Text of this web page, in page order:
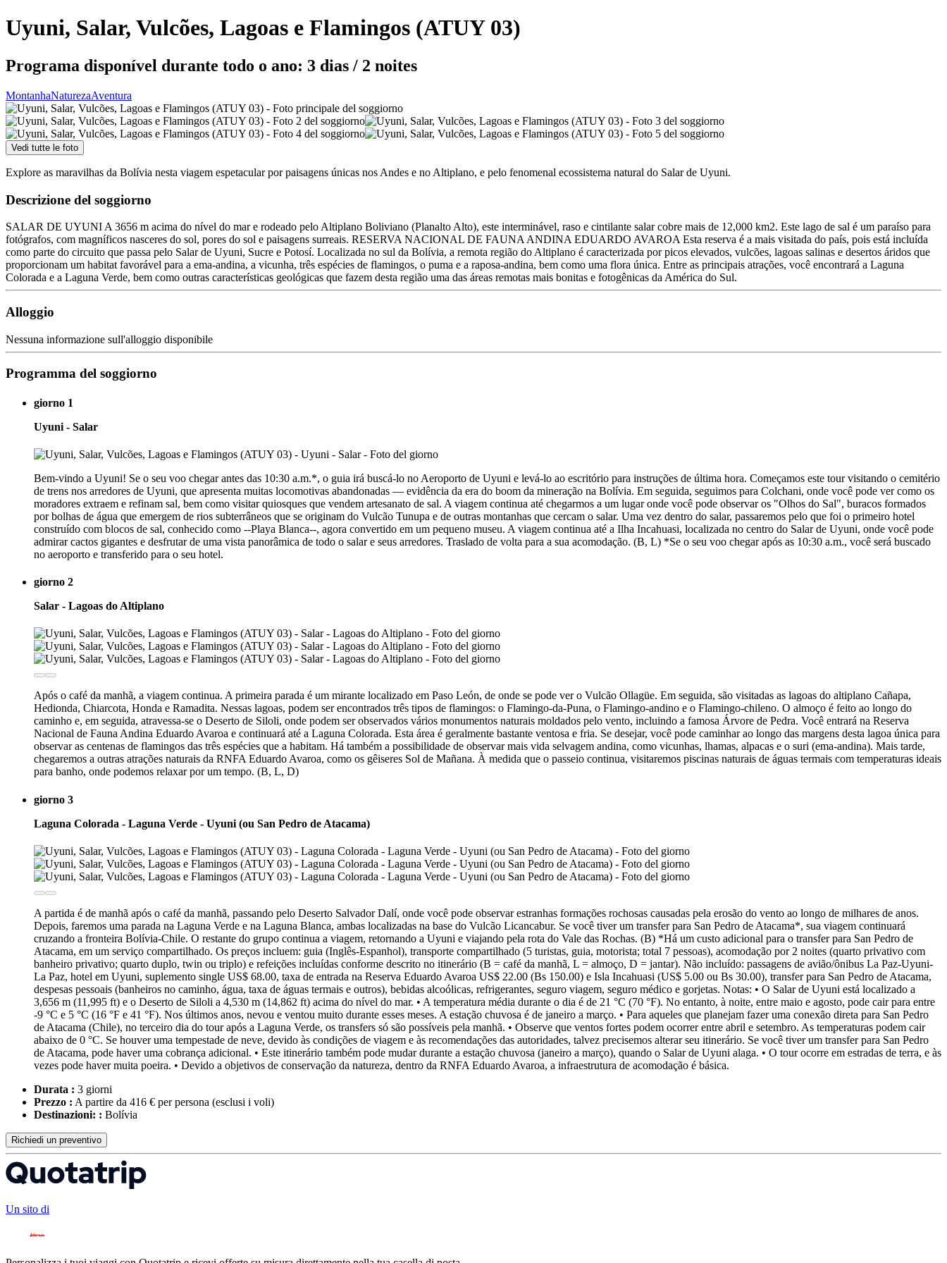
Uyuni, Salar, Vulcões, Lagoas e Flamingos (ATUY 03)
Programa disponível durante todo o ano: 3 dias / 2 noites
MontanhaNaturezaAventura
Vedi tutte le foto
Explore as maravilhas da Bolívia nesta viagem espetacular por paisagens únicas nos Andes e no Altiplano, e pelo fenomenal ecossistema natural do Salar de Uyuni.
Descrizione del soggiorno
SALAR DE UYUNI A 3656 m acima do nível do mar e rodeado pelo Altiplano Boliviano (Planalto Alto), este interminável, raso e cintilante salar cobre mais de 12,000 km2. Este lago de sal é um paraíso para
fotógrafos, com magníficos nasceres do sol, pores do sol e paisagens surreais. RESERVA NACIONAL DE FAUNA ANDINA EDUARDO AVAROA Esta reserva é a mais visitada do país, pois está incluída
como parte do circuito que passa pelo Salar de Uyuni, Sucre e Potosí. Localizada no sul da Bolívia, a remota região do Altiplano é caracterizada por picos elevados, vulcões, lagoas salinas e desertos áridos que
proporcionam um habitat favorável para a ema-andina, a vicunha, três espécies de flamingos, o puma e a raposa-andina, bem como uma flora única. Entre as principais atrações, você encontrará a Laguna
Colorada e a Laguna Verde, bem como outras características geológicas que fazem desta região uma das áreas remotas mais bonitas e fotogênicas da América do Sul.
Alloggio
Nessuna informazione sull'alloggio disponibile
Programma del soggiorno
giorno 1
Uyuni - Salar
Bem-vindo a Uyuni! Se o seu voo chegar antes das 10:30 a.m.*, o guia irá buscá-lo no Aeroporto de Uyuni e levá-lo ao escritório para instruções de última hora. Começamos este tour visitando o cemitério
de trens nos arredores de Uyuni, que apresenta muitas locomotivas abandonadas — evidência da era do boom da mineração na Bolívia. Em seguida, seguimos para Colchani, onde você pode ver como os
moradores extraem e refinam sal, bem como visitar quiosques que vendem artesanato de sal. A viagem continua até chegarmos a um lugar onde você pode observar os "Olhos do Sal", buracos formados
por bolhas de água que emergem de rios subterrâneos que se originam do Vulcão Tunupa e de outras montanhas que cercam o salar. Uma vez dentro do salar, passaremos pelo que foi o primeiro hotel
construído com blocos de sal, conhecido como --Playa Blanca--, agora convertido em um pequeno museu. A viagem continua até a Ilha Incahuasi, localizada no centro do Salar de Uyuni, onde você pode
admirar cactos gigantes e desfrutar de uma vista panorâmica de todo o salar e seus arredores. Traslado de volta para a sua acomodação. (B, L) *Se o seu voo chegar após as 10:30 a.m., você será buscado
no aeroporto e transferido para o seu hotel.
giorno 2
Salar - Lagoas do Altiplano
Após o café da manhã, a viagem continua. A primeira parada é um mirante localizado em Paso León, de onde se pode ver o Vulcão Ollagüe. Em seguida, são visitadas as lagoas do altiplano Cañapa,
Hedionda, Chiarcota, Honda e Ramadita. Nessas lagoas, podem ser encontrados três tipos de flamingos: o Flamingo-da-Puna, o Flamingo-andino e o Flamingo-chileno. O almoço é feito ao longo do
caminho e, em seguida, atravessa-se o Deserto de Siloli, onde podem ser observados vários monumentos naturais moldados pelo vento, incluindo a famosa Árvore de Pedra. Você entrará na Reserva
Nacional de Fauna Andina Eduardo Avaroa e continuará até a Laguna Colorada. Esta área é geralmente bastante ventosa e fria. Se desejar, você pode caminhar ao longo das margens desta lagoa única para
observar as centenas de flamingos das três espécies que a habitam. Há também a possibilidade de observar mais vida selvagem andina, como vicunhas, lhamas, alpacas e o suri (ema-andina). Mais tarde,
chegaremos a outras atrações naturais da RNFA Eduardo Avaroa, como os gêiseres Sol de Mañana. À medida que o passeio continua, visitaremos piscinas naturais de águas termais com temperaturas ideais
para banho, onde podemos relaxar por um tempo. (B, L, D)
giorno 3
Laguna Colorada - Laguna Verde - Uyuni (ou San Pedro de Atacama)
A partida é de manhã após o café da manhã, passando pelo Deserto Salvador Dalí, onde você pode observar estranhas formações rochosas causadas pela erosão do vento ao longo de milhares de anos.
Depois, faremos uma parada na Laguna Verde e na Laguna Blanca, ambas localizadas na base do Vulcão Licancabur. Se você tiver um transfer para San Pedro de Atacama*, sua viagem continuará
cruzando a fronteira Bolívia-Chile. O restante do grupo continua a viagem, retornando a Uyuni e viajando pela rota do Vale das Rochas. (B) *Há um custo adicional para o transfer para San Pedro de
Atacama, em um serviço compartilhado. Os preços incluem: guia (Inglês-Espanhol), transporte compartilhado (5 turistas, guia, motorista; total 7 pessoas), acomodação por 2 noites (quarto privativo com
banheiro privativo; quarto duplo, twin ou triplo) e refeições incluídas conforme descrito no itinerário (B = café da manhã, L = almoço, D = jantar). Não incluído: passagens de avião/ônibus La Paz-Uyuni-
La Paz, hotel em Uyuni, suplemento single US$ 68.00, taxa de entrada na Reserva Eduardo Avaroa US$ 22.00 (Bs 150.00) e Isla Incahuasi (US$ 5.00 ou Bs 30.00), transfer para San Pedro de Atacama,
despesas pessoais (banheiros no caminho, água, taxa de águas termais e outros), bebidas alcoólicas, refrigerantes, seguro viagem, seguro médico e gorjetas. Notas: • O Salar de Uyuni está localizado a
3,656 m (11,995 ft) e o Deserto de Siloli a 4,530 m (14,862 ft) acima do nível do mar. • A temperatura média durante o dia é de 21 °C (70 °F). No entanto, à noite, entre maio e agosto, pode cair para entre
-9 °C e 5 °C (16 °F e 41 °F). Nos últimos anos, nevou e ventou muito durante esses meses. A estação chuvosa é de janeiro a março. • Para aqueles que planejam fazer uma conexão direta para San Pedro
de Atacama (Chile), no terceiro dia do tour após a Laguna Verde, os transfers só são possíveis pela manhã. • Observe que ventos fortes podem ocorrer entre abril e setembro. As temperaturas podem cair
abaixo de 0 °C. Se houver uma tempestade de neve, devido às condições de viagem e às recomendações das autoridades, talvez precisemos alterar seu itinerário. Se você tiver um transfer para San Pedro
de Atacama, pode haver uma cobrança adicional. • Este itinerário também pode mudar durante a estação chuvosa (janeiro a março), quando o Salar de Uyuni alaga. • O tour ocorre em estradas de terra, e às
vezes pode haver muita poeira. • Devido a objetivos de conservação da natureza, dentro da RNFA Eduardo Avaroa, a infraestrutura de acomodação é básica.
Durata : 3 giorni
Prezzo : A partire da 416 € per persona (esclusi i voli)
Destinazioni: : Bolívia
Richiedi un preventivo
Un sito di